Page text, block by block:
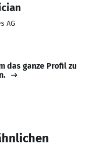
AG
das ganze Profil zu